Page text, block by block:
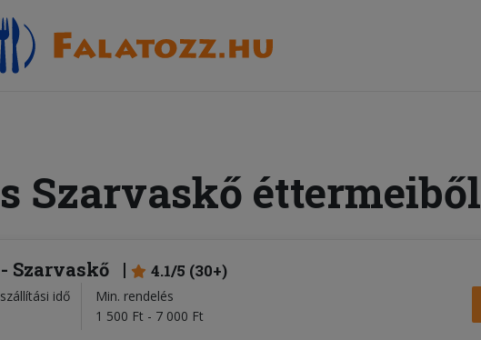
Szarvaskő éttermeiből
Szarvaskő 4.1/5 (30+)
idő
Min. rendelés
1 500 Ft - 7 000 Ft